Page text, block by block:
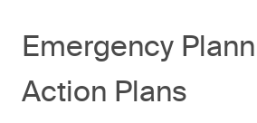
Emergency
Action Plans